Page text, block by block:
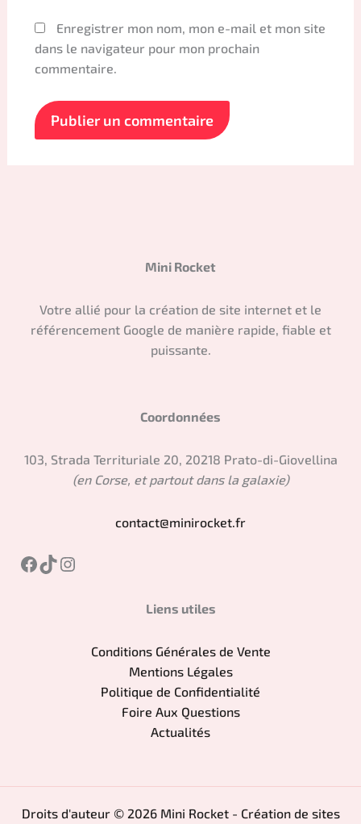
Enregistrer mon nom, mon e-mail et mon site
dans le navigateur pour mon prochain
commentaire.
Mini Rocket
Votre allié pour la création de site internet et le
référencement Google de manière rapide, fiable et
puissante.
Coordonnées
103, Strada Territuriale 20, 20218 Prato-di-Giovellina
(en Corse, et partout dans la galaxie)
contact@minirocket.fr
Facebook
TikTokInstagram
Liens utiles
Conditions Générales de Vente
Mentions Légales
Politique de Confidentialité
Foire Aux Questions
Actualités
Droits d'auteur © 2026 Mini Rocket - Création de sites